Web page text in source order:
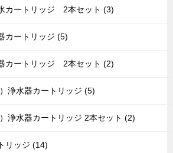
カートリッジ 2本セット (3)
カートリッジ (5)
カートリッジ 2本セット (2)
浄水器カートリッジ (5)
浄水器カートリッジ 2本セット (2)
リッジ (14)